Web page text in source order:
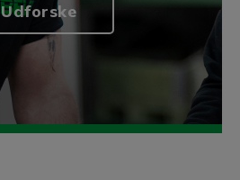
Udforske